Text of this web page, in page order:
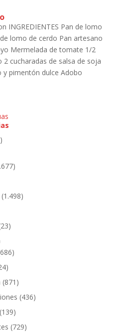
INGREDIENTES Pan de lomo
lomo de cerdo Pan artesano
Mermelada de tomate 1/2
cucharadas de salsa de soja
pimentón dulce Adobo
(1.498)
(871)
(436)
(139)
(729)